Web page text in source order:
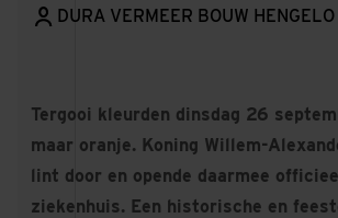
DURA VERMEER BOUW HENGELO
Tergooi kleurden dinsdag 26
maar oranje. Koning Willem-
lint door en opende daarmee
ziekenhuis. Een historische en